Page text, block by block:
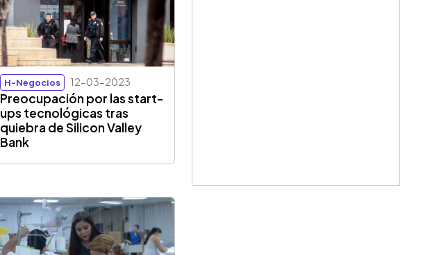
H-Negocios 12-03-2023
Preocupación por las start-
ups tecnológicas tras
quiebra de Silicon Valley
Bank